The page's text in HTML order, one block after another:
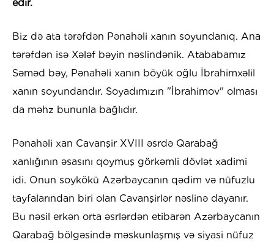
edir.
Biz də ata tərəfdən Pənahəli xanın soyundanıq. Ana
tərəfdən isə Xələf bəyin nəslindənik. Atababamız
Səməd bəy, Pənahəli xanın böyük oğlu İbrahimxəlil
xanın soyundandır. Soyadımızın "İbrahimov" olması
da məhz bununla bağlıdır.
Pənahəli xan Cavanşir XVIII əsrdə Qarabağ
xanlığının əsasını qoymuş görkəmli dövlət xadimi
idi. Onun soykökü Azərbaycanın qədim və nüfuzlu
tayfalarından biri olan Cavanşirlər nəslinə dayanır.
Bu nəsil erkən orta əsrlərdən etibarən Azərbaycanın
Qarabağ bölgəsində məskunlaşmış və siyasi nüfuz